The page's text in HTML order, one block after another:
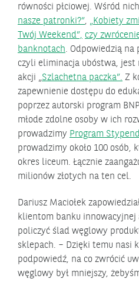
równości płciowej. Wśród
nasze patronki?”, „Kobiety
Twój Weekend”, czy
banknotach. Odpowiedzią na
czyli eliminacja ubóstwa, jest
akcji „Szlachetna paczka”. Z
zapewnienie dostępu do
poprzez autorski program
młode zdolne osoby w ich
prowadzimy Program
prowadzimy około 100 osób,
okres liceum. Łącznie
milionów złotych na ten cel.
Dariusz Maciołek
klientom banku
policzyć ślad węglowy
sklepach. – Dzięki temu nasi
podpowiedź, na co zwrócić
węglowy był mniejszy,